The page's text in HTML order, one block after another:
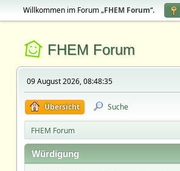
Willkommen im Forum „FHEM Forum“.
FHEM Forum
09 August 2026, 08:48:35
Übersicht Suche
FHEM Forum
Würdigung